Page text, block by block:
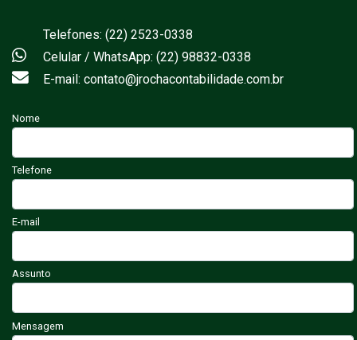
Telefones: (22) 2523-0338
Celular / WhatsApp: (22) 98832-0338
E-mail: contato@jrochacontabilidade.com.br
Nome
Telefone
E-mail
Assunto
Mensagem